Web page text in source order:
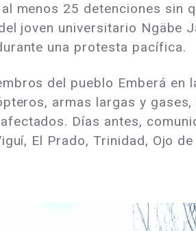
menos 25 detenciones sin
joven universitario Ngäbe
una protesta pacífica.
del pueblo Emberá en
armas largas y
Días antes,
El Prado, Trinidad, Ojo